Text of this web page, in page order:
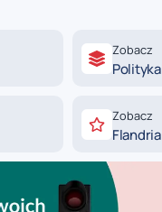
Zobacz
Polityka
Zobacz
Flandria